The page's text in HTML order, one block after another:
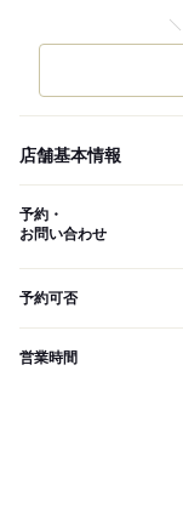
店舗基本情報
予約・
お問い合わせ
予約可否
営業時間